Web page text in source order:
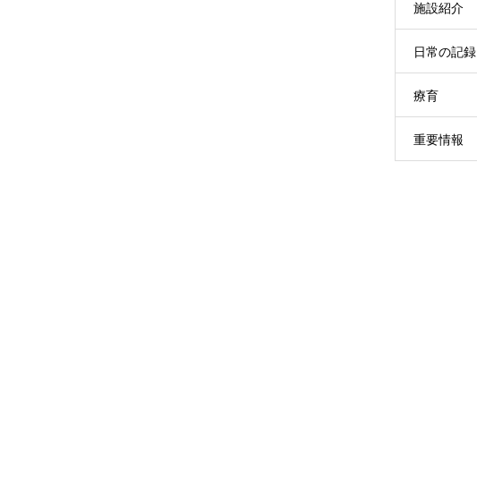
施設紹介
日常の記録
療育
重要情報